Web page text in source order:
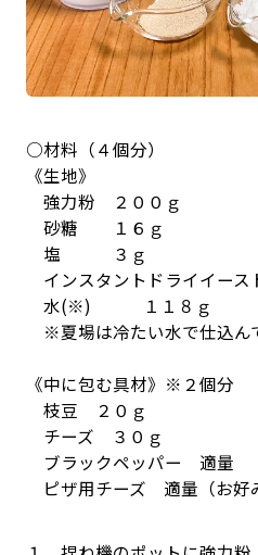
○材料（４個分）
《生地》
強力粉 ２００ｇ
砂糖 １６ｇ
塩 ３ｇ
インスタントドライイー
水(※) １１８ｇ
※夏場は冷たい水で仕込ん
《中に包む具材》※２個分
枝豆 ２０ｇ
チーズ ３０ｇ
ブラックペッパー 適量
ピザ用チーズ 適量（お好